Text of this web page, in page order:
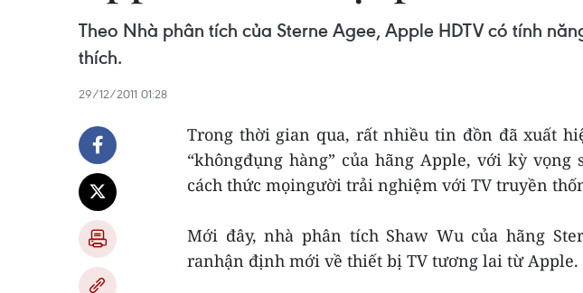
Theo Nhà phân tích của Sterne Agee, Apple HDTV có tính
thích.
29/12/2011 01:28
Trong thời gian qua, rất nhiều tin đồn đã xuất
“khôngđụng hàng” của hãng Apple, với kỳ vọng
cách thức mọingười trải nghiệm với TV truyền
Mới đây, nhà phân tích Shaw Wu của hãng
ranhận định mới về thiết bị TV tương lai từ Apple.